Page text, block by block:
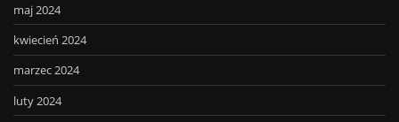
maj 2024
kwiecień 2024
marzec 2024
luty 2024